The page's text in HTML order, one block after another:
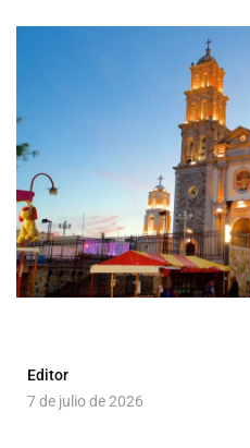
Editor
7 de julio de 2026